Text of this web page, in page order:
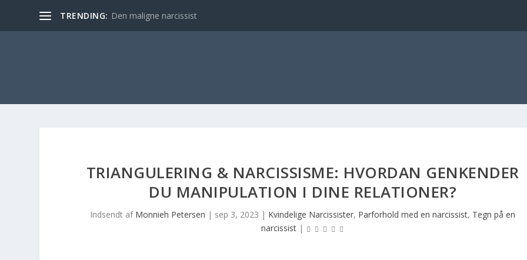
TRENDING: Den maligne narcissist
TRIANGULERING & NARCISSISME: HVORDAN GENKENDER
DU MANIPULATION I DINE RELATIONER?
Indsendt af Monnieh Petersen | sep 3, 2023 | Kvindelige Narcissister, Parforhold med en narcissist, Tegn på en
narcissist|